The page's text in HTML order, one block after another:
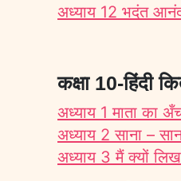
अध्याय 12 भदंत
कक्षा 10-हिंदी
अध्याय 1 माता का
अध्याय 2 साना –
अध्याय 3 मैं क्यों